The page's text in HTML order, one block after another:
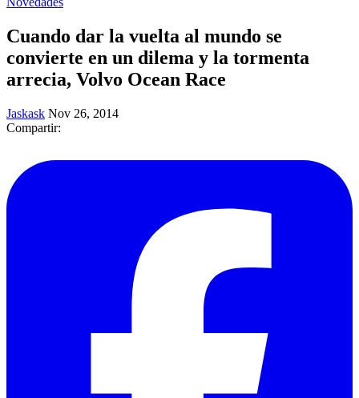
Cuando dar la vuelta al mundo se
convierte en un dilema y la tormenta
arrecia, Volvo Ocean Race
Jaskask Nov 26, 2014
Compartir: